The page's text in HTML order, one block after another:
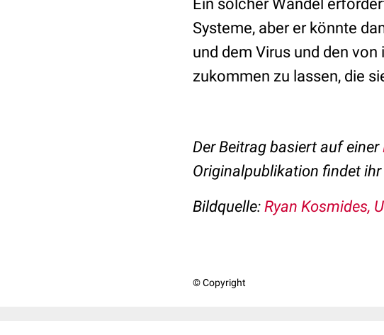
Ein solcher Wandel
Systeme, aber er könnte
und dem Virus und den
zukommen zu lassen, die
Der Beitrag basiert auf einer
Originalpublikation findet ihr
Bildquelle: Ryan Kosmides,
© Copyright